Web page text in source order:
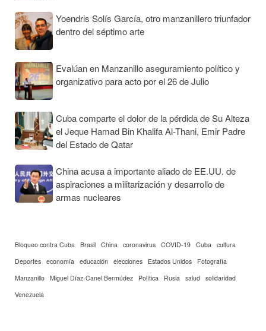
Yoendris Solís García, otro manzanillero triunfador
dentro del séptimo arte
Evalúan en Manzanillo aseguramiento político y
organizativo para acto por el 26 de Julio
Cuba comparte el dolor de la pérdida de Su Alteza
el Jeque Hamad Bin Khalifa Al-Thani, Emir Padre
del Estado de Qatar
China acusa a importante aliado de EE.UU. de
aspiraciones a militarización y desarrollo de
armas nucleares
Bloqueo contra Cuba Brasil China coronavirus COVID-19 Cuba cultura
Deportes economía educación elecciones Estados Unidos
Fotografía
Manzanillo Miguel Díaz-Canel Bermúdez Política Rusia salud solidaridad
Venezuela